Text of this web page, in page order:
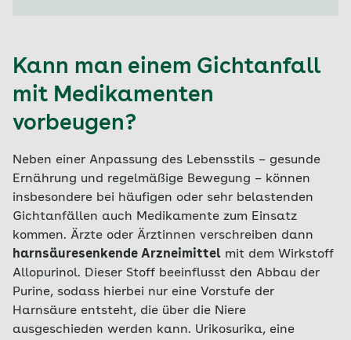
Kann man einem Gichtanfall
mit Medikamenten
vorbeugen?
Neben einer Anpassung des Lebensstils – gesunde
Ernährung und regelmäßige Bewegung – können
insbesondere bei häufigen oder sehr belastenden
Gichtanfällen auch Medikamente zum Einsatz
kommen. Ärzte oder Ärztinnen verschreiben dann
harnsäuresenkende Arzneimittel mit dem Wirkstoff
Allopurinol. Dieser Stoff beeinflusst den Abbau der
Purine, sodass hierbei nur eine Vorstufe der
Harnsäure entsteht, die über die Niere
ausgeschieden werden kann. Urikosurika, eine